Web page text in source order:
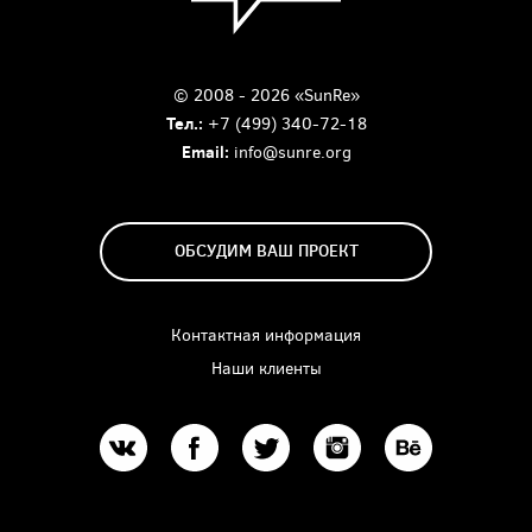
© 2008 - 2026 «SunRe»
Тел.: +7 (499) 340-72-18
Email: info@sunre.org
ОБСУДИМ ВАШ ПРОЕКТ
Контактная информация
Наши клиенты